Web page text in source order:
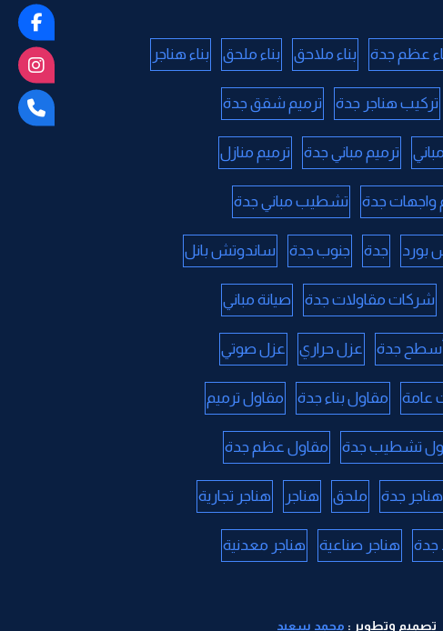
عظم جدة بناء ملاحق بناء ملحق بناء هناجر
تركيب هناجر جدة ترميم شقق جدة
ترميم مباني جدة ترميم منازل
واجهات جدة تشطيب مباني جدة
بورد جدة جنوب جدة ساندوتش بانل
شركات مقاولات جدة صيانة مباني
جدة عزل حراري عزل صوتي
عامة مقاول بناء جدة مقاول ترميم
تشطيب جدة مقاول عظم جدة
جدة ملحق هناجر هناجر تجارية
جدة هناجر صناعية هناجر معدنية
تصميم وتطوير : محمد سعيد